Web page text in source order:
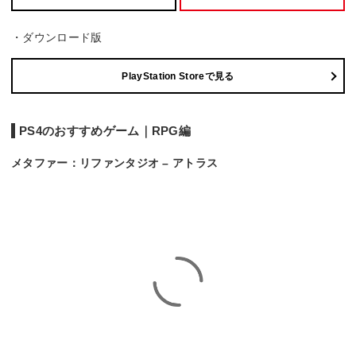
・ダウンロード版
PlayStation Storeで見る
PS4のおすすめゲーム｜RPG編
メタファー：リファンタジオ – アトラス